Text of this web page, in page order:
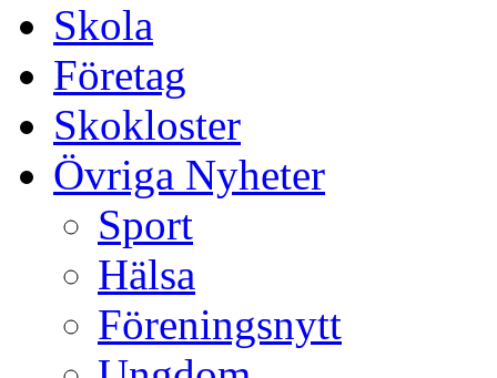
Skola
Företag
Skokloster
Övriga Nyheter
Sport
Hälsa
Föreningsnytt